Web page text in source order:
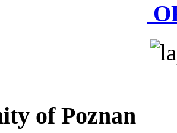
of Poznan